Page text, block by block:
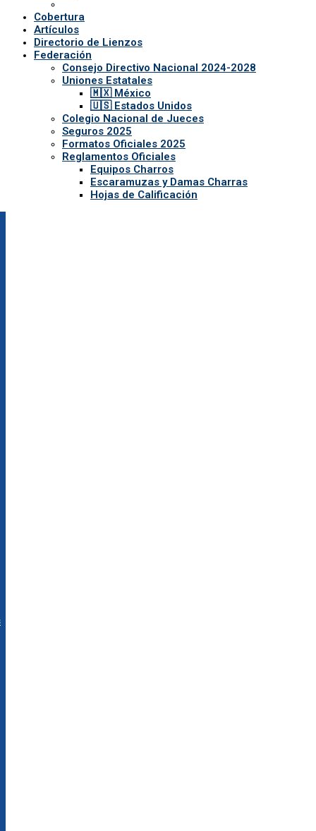
Cobertura
Artículos
Directorio de Lienzos
Federación
Consejo Directivo Nacional 2024-2028
Uniones Estatales
🇲🇽 México
🇺🇸 Estados Unidos
Colegio Nacional de Jueces
Seguros 2025
Formatos Oficiales 2025
Reglamentos Oficiales
Equipos Charros
Escaramuzas y Damas Charras
Hojas de Calificación